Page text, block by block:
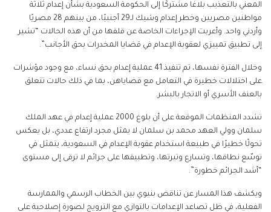
المعني بالتعذيب بلاغًا مشتركًا إلى الحكومة السعودية بشأن إعدام ثلاثة
مواطنين مصريين وخطر إعدام وشيك لـ29 أجنبيًا، من بينهم 28 مصريًا
وأردني واحد. وأعربت الإجراءات الخاصة عن قلقها من أن هذه الحالات “تشير
إلى تطبيق تمييزي لعقوبة الإعدام في قضايا المخدرات بحق الأجانب”.
وخلال الفترة نفسها، تم تنفيذ 41 عملية إعدام بحق نساء، مع وجود مؤشرات
على اختلالات خطيرة في التعامل مع قضاياهن، بما في ذلك حالات تتعلق
بالعنف الأسري أو الاتجار بالبشر.
تشدد المنظمات الموقعة على أن بلوغ 2000 عملية إعدام في عهد الملك
سلمان وولي العهد محمد بن سلمان لا يمثل مجرد ارتفاع عددي، بل يعكس
تحولًا خطيرًا في طبيعة استخدام عقوبة الإعدام في السعودية، يتمثل في
توسّع نطاقها، وتسارع وتيرتها، وتطبيقها على جرائم لا ترقى إلى مستوى
“أشد الجرائم خطورة”.
ويكشف هذا المسار عن تناقض بنيوي بين الخطاب الرسمي والممارسة
الفعلية، في ظل تصاعد الإعدامات بالتوازي مع الترويج لصورة إصلاحية على